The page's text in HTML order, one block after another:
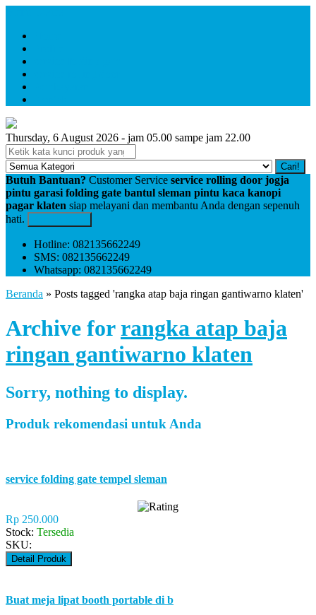
Thursday, 6 August 2026 - jam 05.00 sampe jam 22.00
Cari!
Butuh Bantuan? Customer Service service rolling door jogja
pintu garasi folding gate bantul sleman pintu kaca kanopi
pagar klaten siap melayani dan membantu Anda dengan sepenuh
hati.
Hotline: 082135662249
SMS: 082135662249
Whatsapp: 082135662249
Beranda » Posts tagged 'rangka atap baja ringan gantiwarno klaten'
Archive forrangka atap baja
ringan gantiwarno klaten
Sorry, nothing to display.
Produk rekomendasi untuk Anda
service folding gate tempel sleman
Rp 250.000
Stock: Tersedia
SKU:
Detail Produk
Buat meja lipat booth portable di b